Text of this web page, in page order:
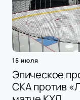
15 июля
Эпическое
СКА против